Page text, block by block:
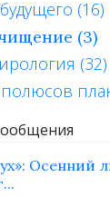
(16)
(3)
(32)
Осенний